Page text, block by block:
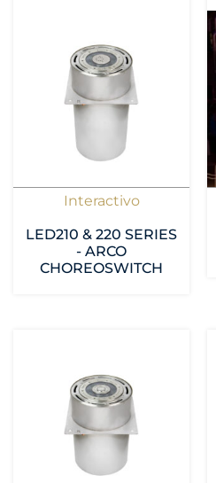
Interactivo
LED210 & 220 SERIES
- ARCO
CHOREOSWITCH